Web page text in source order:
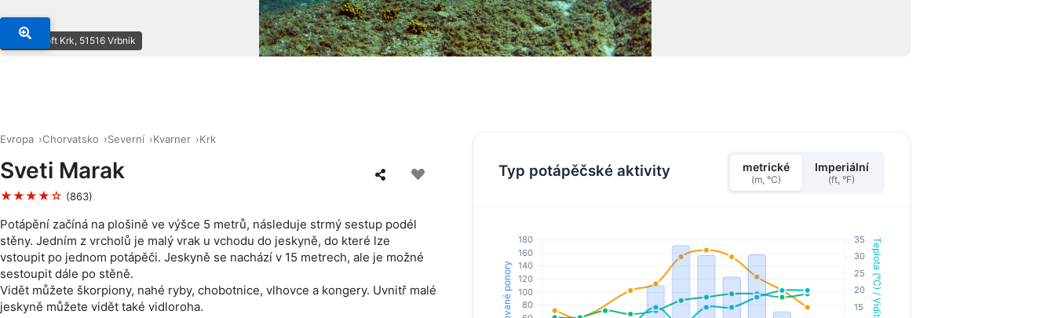
© Dive Loft Krk, 51516 Vrbnik
Evropa Chorvatsko Severní Kvarner Krk
Sveti Marak
★★★★☆ (863)
Potápění začíná na plošině ve výšce 5 metrů, následuje strmý sestup podél
stěny. Jedním z vrcholů je malý vrak u vchodu do jeskyně, do které lze
vstoupit po jednom potápěči. Jeskyně se nachází v 15 metrech, ale je možné
sestoupit dále po stěně.
Vidět můžete škorpiony, nahé ryby, chobotnice, vlhovce a kongery. Uvnitř malé
jeskyně můžete vidět také vidloroha.
Typ potápěčské aktivity metrické
(m, °C)
Imperiální
(ft, °F)